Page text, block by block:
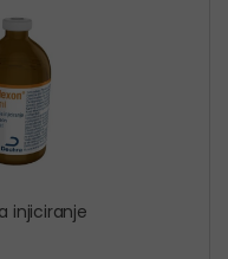
injiciranje